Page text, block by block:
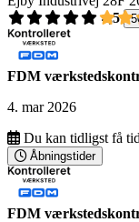
4,5
FDM
4. mar 2026
Du kan tidligst få
Åbningstider
FDM